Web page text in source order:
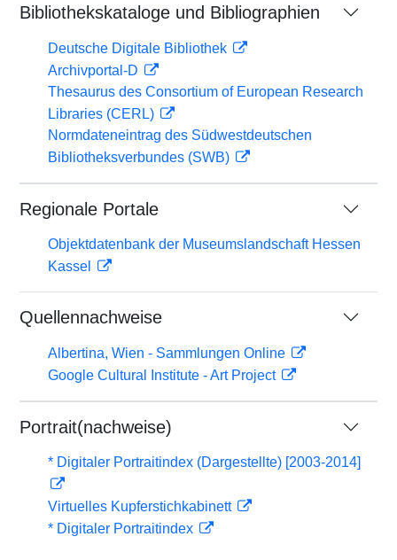
Bibliothekskataloge und Bibliographien
Deutsche Digitale Bibliothek
Archivportal-D
Thesaurus des Consortium of European Research
Libraries (CERL)
Normdateneintrag des Südwestdeutschen
Bibliotheksverbundes (SWB)
Regionale Portale
Objektdatenbank der Museumslandschaft Hessen
Kassel
Quellennachweise
Albertina, Wien - Sammlungen Online
Google Cultural Institute - Art Project
Portrait(nachweise)
* Digitaler Portraitindex (Dargestellte) [2003-2014]
Virtuelles Kupferstichkabinett
* Digitaler Portraitindex